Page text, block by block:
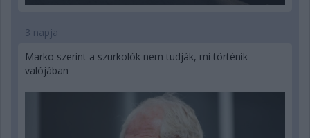
3 napja
Marko szerint a szurkolók nem tudják, mi történik
valójában